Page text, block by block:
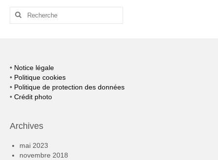
Rechercher
• Notice légale
• Politique cookies
• Politique de protection des données
• Crédit photo
Archives
mai 2023
novembre 2018